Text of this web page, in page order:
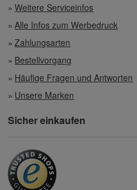
Weitere Serviceinfos
Alle Infos zum Werbedruck
Zahlungsarten
Bestellvorgang
Häufige Fragen und Antworten
Unsere Marken
Sicher einkaufen